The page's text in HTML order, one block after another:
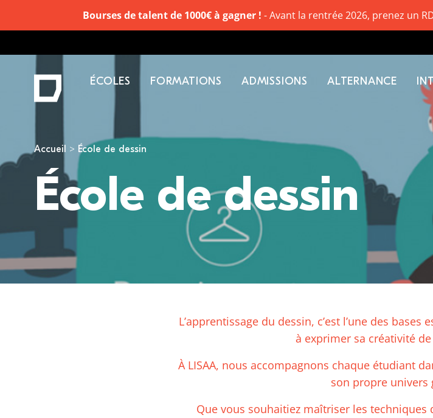
Vous êtes ici
Accueil École de dessin
École de dessin
L’apprentissage du dessin, c’est l’une des
à exprimer sa créativité
À LISAA, nous accompagnons chaque étudiant
son propre univers
Que vous souhaitiez maîtriser les
ÉCOLES FORMATIONS ADMISSIONS ALTERNANCE
Bourses de talent de 1000€ à gagner ! - Avant la rentrée 2026, prenez un